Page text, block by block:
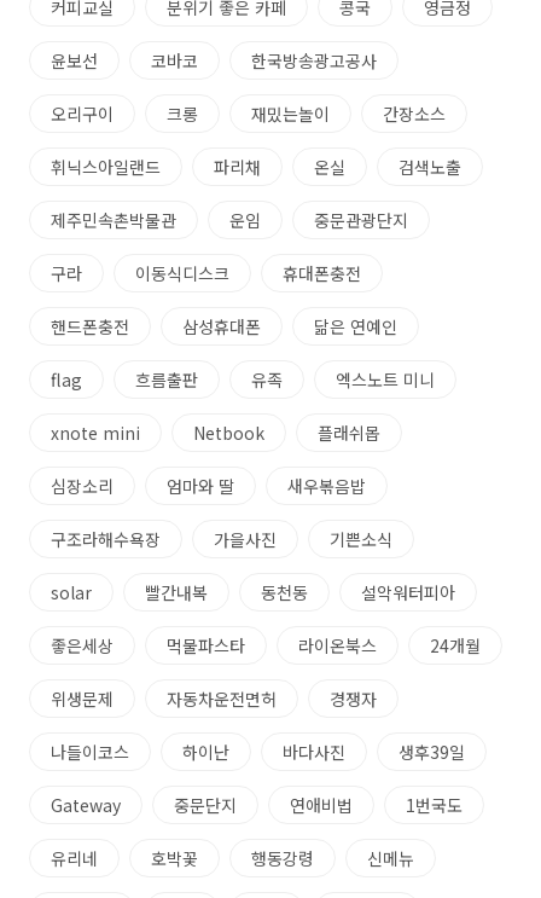
커피교실 분위기 좋은 카페 콩국 영금정
윤보선 코바코 한국방송광고공사
오리구이 크롱 재밌는놀이 간장소스
휘닉스아일랜드 파리채 온실 검색노출
제주민속촌박물관 운임 중문관광단지
구라 이동식디스크 휴대폰충전
핸드폰충전 삼성휴대폰 닮은 연예인
flag 흐름출판 유족 엑스노트 미니
xnote mini Netbook 플래쉬몹
심장소리 엄마와 딸 새우볶음밥
구조라해수욕장 가을사진 기쁜소식
solar 빨간내복 동천동 설악워터피아
좋은세상 먹물파스타 라이온북스 24개월
위생문제 자동차운전면허 경쟁자
나들이코스 하이난 바다사진 생후39일
Gateway 중문단지 연애비법 1번국도
유리네 호박꽃 행동강령 신메뉴